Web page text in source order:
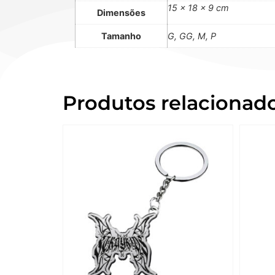
Dimensões 15 × 18 × 9 cm
Tamanho G, GG, M, P
Produtos